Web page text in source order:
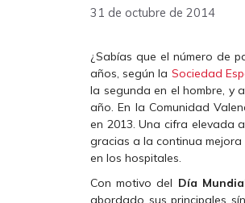
31 de octubre de 2014
¿Sabías que el número de
años, según la Sociedad
la segunda en el hombre, y
año. En la Comunidad
en 2013. Una cifra elevada
gracias a la continua
en los hospitales.
Con motivo del Día
abordado sus principales